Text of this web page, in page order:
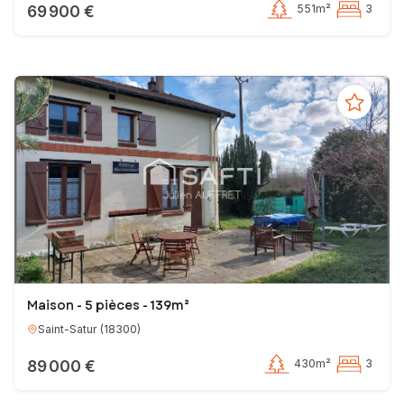
69 900 € 551m² 3
Maison - 5 pièces - 139m²
Saint-Satur (18300)
89 000 € 430m² 3